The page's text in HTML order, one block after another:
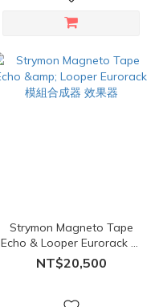
Strymon Magneto Tape
Echo & Looper Eurorack 模
組合成器 效果器
NT$20,500